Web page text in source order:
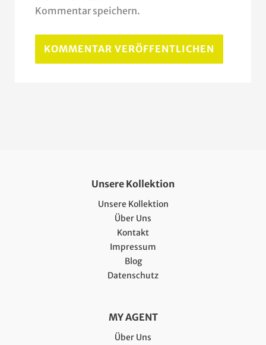
Kommentar speichern.
Unsere Kollektion
Unsere Kollektion
Über Uns
Kontakt
Impressum
Blog
Datenschutz
MY AGENT
Über Uns